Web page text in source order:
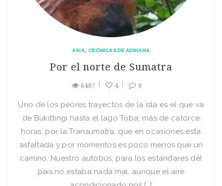
ASIA CRÓNICAS DE ADRIANA
Por el norte de Sumatra
6487 4 0
Uno de los peores trayectos de la isla es el que va
de Bukittingi hasta el lago Toba; más de catorce
horas, por la Transumatra, que en ocasiones esta
asfaltada y por momentos es poco menos que un
camino. Nuestro autobús, para los estándares del
país no estaba nada mal, aunque el aire